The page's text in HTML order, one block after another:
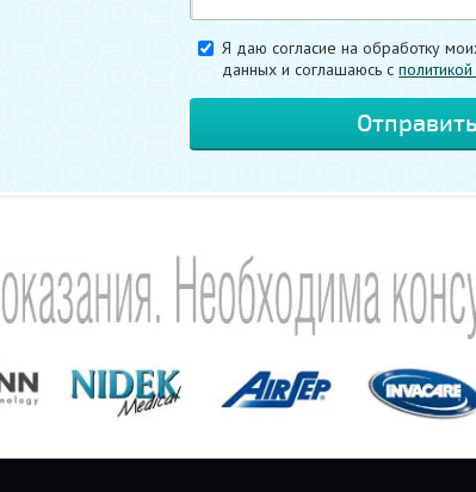
Я даю согласие на обработку
данных и соглашаюсь c